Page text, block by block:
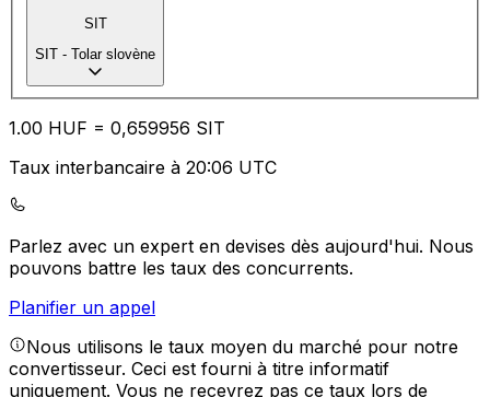
SIT
SIT - Tolar slovène
1.00 HUF = 0,659956 SIT
Taux interbancaire à 20:06 UTC
Parlez avec un expert en devises dès aujourd'hui. Nous
pouvons battre les taux des concurrents.
Planifier un appel
Nous utilisons le taux moyen du marché pour notre
convertisseur. Ceci est fourni à titre informatif
uniquement. Vous ne recevrez pas ce taux lors de